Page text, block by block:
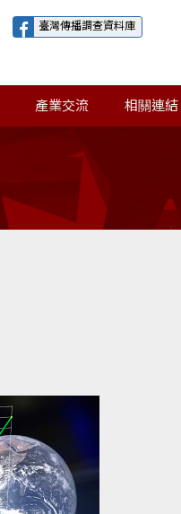
臺灣傳播調查資料庫
產業交流 相關連結